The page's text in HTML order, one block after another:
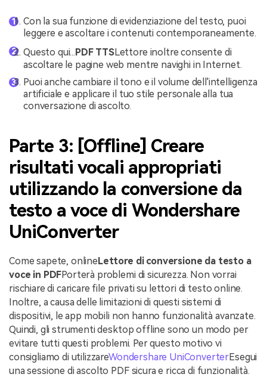
Con la sua funzione di evidenziazione del testo, puoi
leggere e ascoltare i contenuti contemporaneamente.
Questo qui...PDF TTSLettore inoltre consente di
ascoltare le pagine web mentre navighi in Internet.
Puoi anche cambiare il tono e il volume dell'intelligenza
artificiale e applicare il tuo stile personale alla tua
conversazione di ascolto.
Parte 3: [Offline] Creare
risultati vocali appropriati
utilizzando la conversione da
testo a voce di Wondershare
UniConverter
Come sapete, onlineLettore di conversione da testo a
voce in PDFPorterà problemi di sicurezza. Non vorrai
rischiare di caricare file privati su lettori di testo online.
Inoltre, a causa delle limitazioni di questi sistemi di
dispositivi, le app mobili non hanno funzionalità avanzate.
Quindi, gli strumenti desktop offline sono un modo per
evitare tutti questi problemi. Per questo motivo vi
consigliamo di utilizzareWondershare UniConverterEsegui
una sessione di ascolto PDF sicura e ricca di funzionalità.